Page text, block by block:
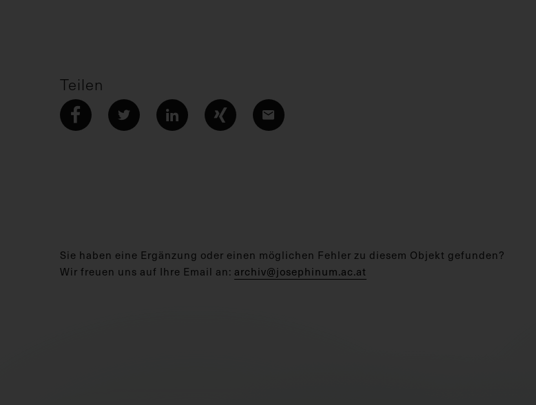
Teilen
Sie haben eine Ergänzung oder einen möglichen Fehler zu diesem Objekt gefunden?
Wir freuen uns auf Ihre Email an: archiv@josephinum.ac.at